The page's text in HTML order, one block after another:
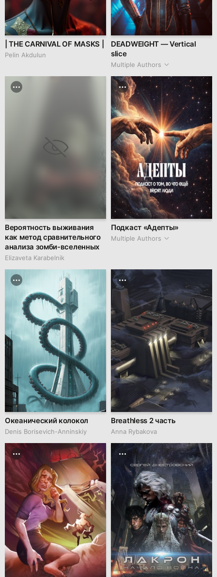
| THE CARNIVAL OF MASKS |
Pelin Akdulun
DEADWEIGHT — Vertical
slice
Multiple Authors
Вероятность выживания
как метод сравнительного
анализа зомби-вселенных
Elizaveta Karabelnik
Подкаст «Адепты»
Multiple Authors
Океанический колокол
Denis Borisevich-Anninskiy
Breathless 2 часть
Anna Rybakova